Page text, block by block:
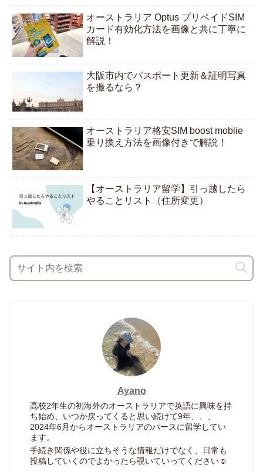
オーストラリア Optus プリペイドSIM
カード有効化方法を画像と共に丁寧に
解説！
大阪市内でパスポート更新＆証明写真
を撮るなら？
オーストラリア格安SIM boost moblie
乗り換え方法を画像付きで解説！
【オーストラリア留学】引っ越したら
やることリスト（住所変更）
Ayano
高校2年生の初海外のオーストラリアで英語に興味を持
ち始め、いつか戻ってくると思い続けて9年、、、
2024年6月からオーストラリアのパースに留学してい
ます。
手続き関係や役に立ちそうな情報だけでなく、日常も
投稿していくのでよかったら覗いていってください☺︎